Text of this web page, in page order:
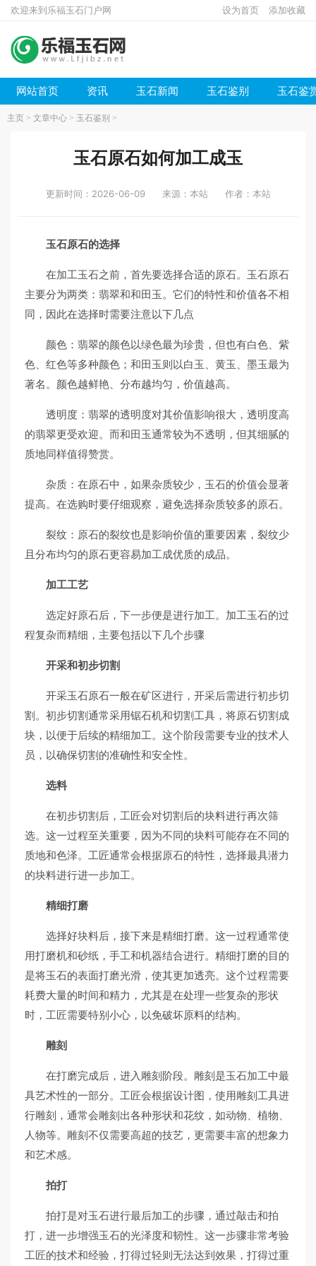
欢迎来到乐福玉石门户网 设为首页 添加收藏
网站首页 资讯 玉石新闻 玉石鉴别 玉石鉴
主页 > 文章中心 > 玉石鉴别 >
玉石原石如何加工成玉
更新时间：2026-06-09 来源：本站 作者：本站
玉石原石的选择
在加工玉石之前，首先要选择合适的原石。玉石原石
主要分为两类：翡翠和和田玉。它们的特性和价值各不相
同，因此在选择时需要注意以下几点
颜色：翡翠的颜色以绿色最为珍贵，但也有白色、紫
色、红色等多种颜色；和田玉则以白玉、黄玉、墨玉最为
著名。颜色越鲜艳、分布越均匀，价值越高。
透明度：翡翠的透明度对其价值影响很大，透明度高
的翡翠更受欢迎。而和田玉通常较为不透明，但其细腻的
质地同样值得赞赏。
杂质：在原石中，如果杂质较少，玉石的价值会显著
提高。在选购时要仔细观察，避免选择杂质较多的原石。
裂纹：原石的裂纹也是影响价值的重要因素，裂纹少
且分布均匀的原石更容易加工成优质的成品。
加工工艺
选定好原石后，下一步便是进行加工。加工玉石的过
程复杂而精细，主要包括以下几个步骤
开采和初步切割
开采玉石原石一般在矿区进行，开采后需进行初步切
割。初步切割通常采用锯石机和切割工具，将原石切割成
块，以便于后续的精细加工。这个阶段需要专业的技术人
员，以确保切割的准确性和安全性。
选料
在初步切割后，工匠会对切割后的块料进行再次筛
选。这一过程至关重要，因为不同的块料可能存在不同的
质地和色泽。工匠通常会根据原石的特性，选择最具潜力
的块料进行进一步加工。
精细打磨
选择好块料后，接下来是精细打磨。这一过程通常使
用打磨机和砂纸，手工和机器结合进行。精细打磨的目的
是将玉石的表面打磨光滑，使其更加透亮。这个过程需要
耗费大量的时间和精力，尤其是在处理一些复杂的形状
时，工匠需要特别小心，以免破坏原料的结构。
雕刻
在打磨完成后，进入雕刻阶段。雕刻是玉石加工中最
具艺术性的一部分。工匠会根据设计图，使用雕刻工具进
行雕刻，通常会雕刻出各种形状和花纹，如动物、植物、
人物等。雕刻不仅需要高超的技艺，更需要丰富的想象力
和艺术感。
拍打
拍打是对玉石进行最后加工的步骤，通过敲击和拍
打，进一步增强玉石的光泽度和韧性。这一步骤非常考验
工匠的技术和经验，打得过轻则无法达到效果，打得过重